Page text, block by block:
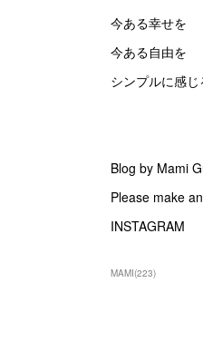
今ある幸せを
今ある自由を
シンプルに感じ
Blog by Mami
Please make
INSTAGRAM
MAMI(223)